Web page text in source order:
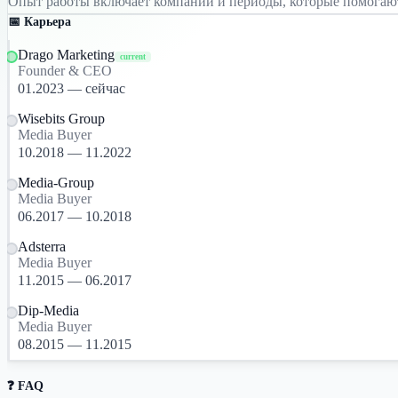
📅 Карьера
Drago Marketing current
Founder & CEO
01.2023 — сейчас
Wisebits Group
Media Buyer
10.2018 — 11.2022
Media-Group
Media Buyer
06.2017 — 10.2018
Adsterra
Media Buyer
11.2015 — 06.2017
Dip-Media
Media Buyer
08.2015 — 11.2015
❓ FAQ